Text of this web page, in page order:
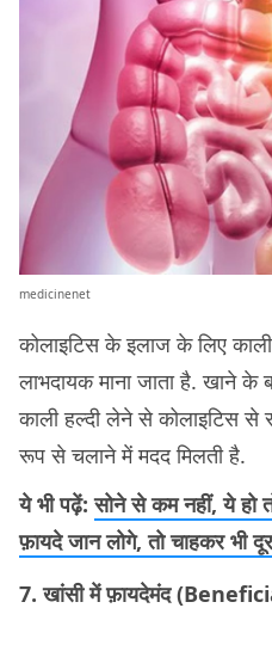
medicinenet
कोलाइटिस के इलाज के लिए
लाभदायक माना जाता है. खाने के
काली हल्दी लेने से कोलाइटिस
रूप से चलाने में मदद मिलती है.
ये भी पढ़ें:सोने से कम नहीं, ये हो
फ़ायदे जान लोगे, तो चाहकर भी दूर
7. खांसी में फ़ायदेमंद